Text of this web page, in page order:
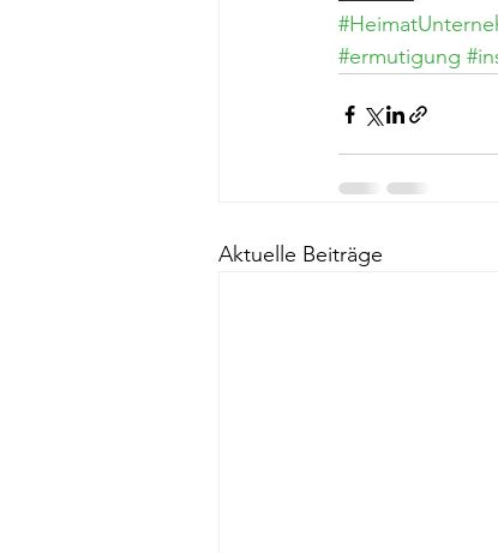
#ermutigung
Aktuelle Beiträge